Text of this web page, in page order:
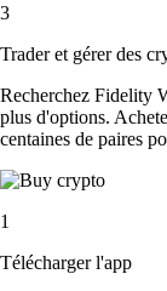
3
Trader et gérer des
Recherchez Fidelity
plus d'options.
centaines de paires
1
Télécharger l'app